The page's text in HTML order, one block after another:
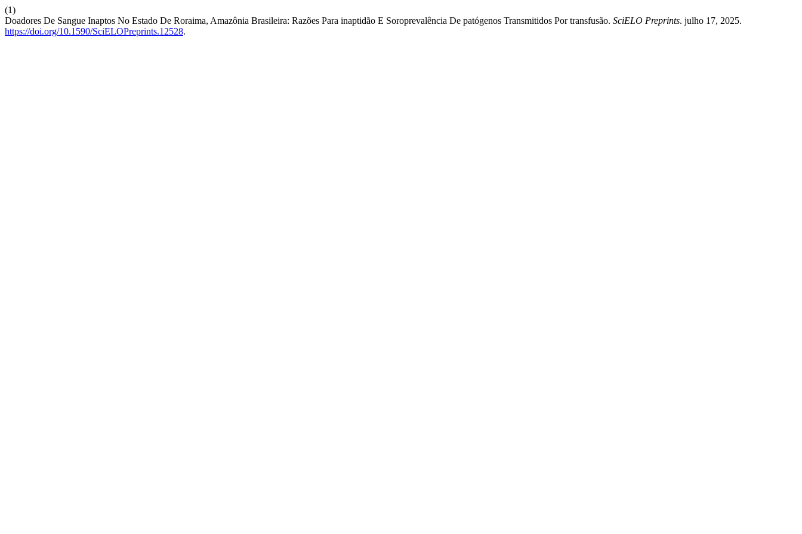
(1)
Doadores De Sangue Inaptos No Estado De Roraima, Amazônia Brasileira: Razões Para inaptidão E Soroprevalência De patógenos Transmitidos Por transfusão. SciELO Preprints. julho 17, 2025.
https://doi.org/10.1590/SciELOPreprints.12528.